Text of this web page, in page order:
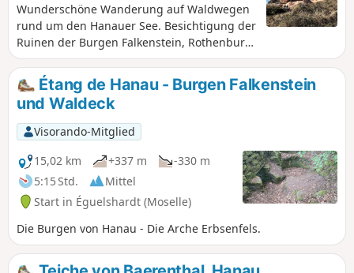
Wunderschöne Wanderung auf Waldwegen
rund um den Hanauer See. Besichtigung der
Ruinen der Burgen Falkenstein, Rothenburg
und Waldeck, vorbei am prächtigen
Sandsteinbogen des Erbsenfelsen.
Étang de Hanau - Burgen Falkenstein
und Waldeck
Visorando-Mitglied
15,02 km
+337 m
-330 m
5:15 Std.
Mittel
Start in Éguelshardt (Moselle)
Die Burgen von Hanau - Die Arche Erbsenfels.